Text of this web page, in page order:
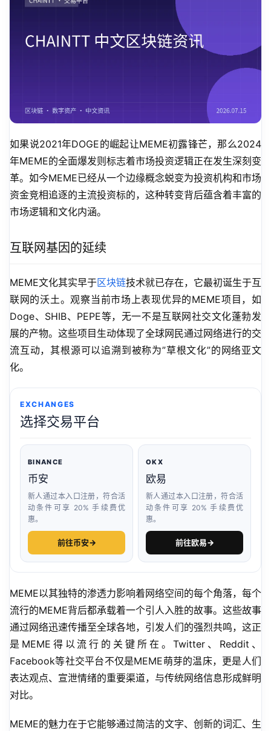
如果说2021年DOGE的崛起让MEME初露锋芒，那么2024
年MEME的全面爆发则标志着市场投资逻辑正在发生深刻变
革。如今MEME已经从一个边缘概念蜕变为投资机构和市场
资金竞相追逐的主流投资标的，这种转变背后蕴含着丰富的
市场逻辑和文化内涵。
互联网基因的延续
MEME文化其实早于区块链技术就已存在，它最初诞生于互
联网的沃土。观察当前市场上表现优异的MEME项目，如
Doge、SHIB、PEPE等，无一不是互联网社交文化蓬勃发
展的产物。这些项目生动体现了全球网民通过网络进行的交
流互动，其根源可以追溯到被称为”草根文化”的网络亚文
化。
EXCHANGES
选择交易平台
BINANCE
币安
新人通过本入口注册，符合活
动条件可享 20% 手续费优
惠。
前往币安→
OKX
欧易
新人通过本入口注册，符合活
动条件可享 20% 手续费优
惠。
前往欧易→
MEME以其独特的渗透力影响着网络空间的每个角落，每个
流行的MEME背后都承载着一个引人入胜的故事。这些故事
通过网络迅速传播至全球各地，引发人们的强烈共鸣，这正
是MEME得以流行的关键所在。Twitter、Reddit、
Facebook等社交平台不仅是MEME萌芽的温床，更是人们
表达观点、宣泄情绪的重要渠道，与传统网络信息形成鲜明
对比。
MEME的魅力在于它能够通过简洁的文字、创新的词汇、生